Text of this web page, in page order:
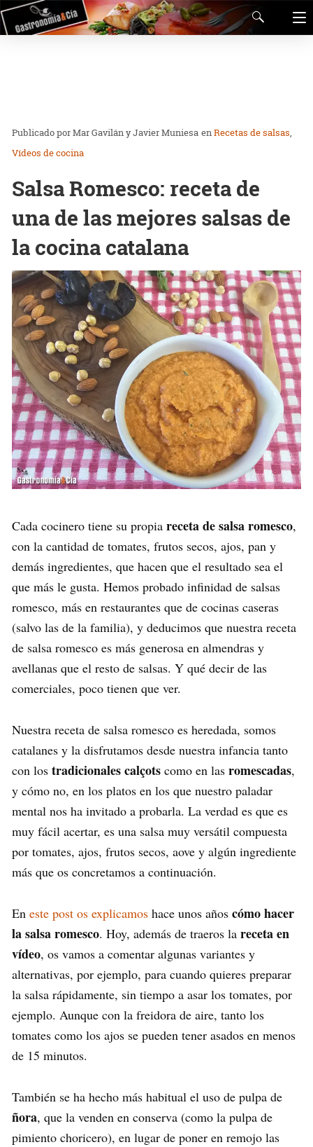
Mar Gavilán y Javier Muniesa enRecetas de salsas
Vídeos de cocina
Salsa Romesco: receta de
una de las mejores salsas de
la cocina catalana
Cada cocinero tiene su propia receta de salsa romesco,
con la cantidad de tomates, frutos secos, ajos, pan y
demás ingredientes, que hacen que el resultado sea el
que más le gusta. Hemos probado infinidad de salsas
romesco, más en restaurantes que de cocinas caseras
(salvo las de la familia), y deducimos que nuestra receta
de salsa romesco es más generosa en almendras y
avellanas que el resto de salsas. Y qué decir de las
comerciales, poco tienen que ver.
Nuestra receta de salsa romesco es heredada, somos
catalanes y la disfrutamos desde nuestra infancia tanto
con los tradicionales calçots como en las romescadas,
y cómo no, en los platos en los que nuestro paladar
mental nos ha invitado a probarla. La verdad es que es
muy fácil acertar, es una salsa muy versátil compuesta
por tomates, ajos, frutos secos, aove y algún ingrediente
más que os concretamos a continuación.
En este post os explicamos hace unos años cómo hacer
la salsa romesco. Hoy, además de traeros la receta en
vídeo, os vamos a comentar algunas variantes y
alternativas, por ejemplo, para cuando quieres preparar
la salsa rápidamente, sin tiempo a asar los tomates, por
ejemplo. Aunque con la freidora de aire, tanto los
tomates como los ajos se pueden tener asados en menos
de 15 minutos.
También se ha hecho más habitual el uso de pulpa de
ñora, que la venden en conserva (como la pulpa de
pimiento choricero), en lugar de poner en remojo las